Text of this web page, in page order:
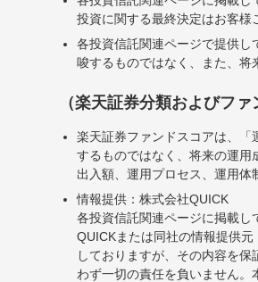
投資に関する最終決定はお客
各投資信託関連ページで提供
唆するものではなく、また、
（楽天証券分類およびフ
楽天証券ファンドスコアは、
するものではなく、将来の運
出入額、運用プロセス、運用
情報提供：株式会社QUICK
各投資信託関連ページに掲載
QUICKまたは同社の情報提供
しておりますが、その内容を
わず一切の責任を負いません